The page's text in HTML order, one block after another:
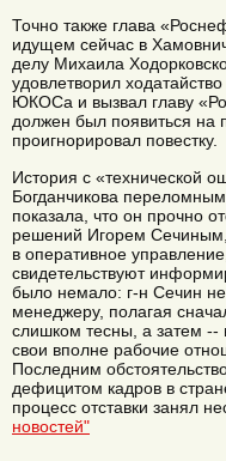
Точно также глава
идущем сейчас в
делу Михаила
удовлетворил
ЮКОСа и вызвал главу
должен был появиться на
проигнорировал повестку.
История с «технической
Богданчикова
показала, что он прочно
решений Игорем
в оперативное
свидетельствуют
было немало: г-н Сечин
менеджеру, полагая
слишком тесны, а затем --
свои вполне рабочие
Последним
дефицитом кадров в
процесс отставки занял
новостей"